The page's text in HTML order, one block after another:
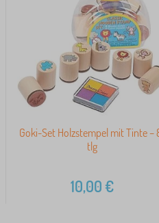
Goki-Set Holzstempel mit Tinte –
tlg
10,00€